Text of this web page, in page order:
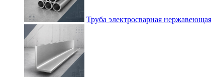
Труба электросварная нержавеющая